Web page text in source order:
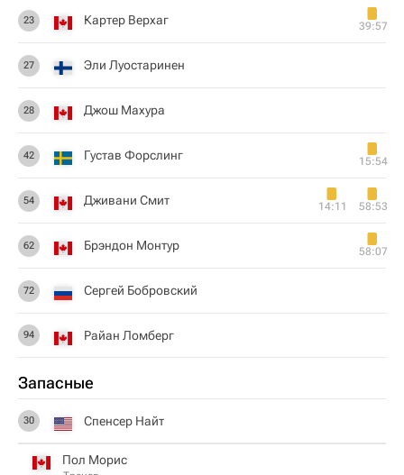
23 Картер Верхаг 39:57
27 Эли Луостаринен
28 Джош Махура
42 Густав Форслинг 15:54
54 Дживани Смит 14:11 58:53
62 Брэндон Монтур 58:07
72 Сергей Бобровский
94 Райан Ломберг
Запасные
30 Спенсер Найт
Пол Морис